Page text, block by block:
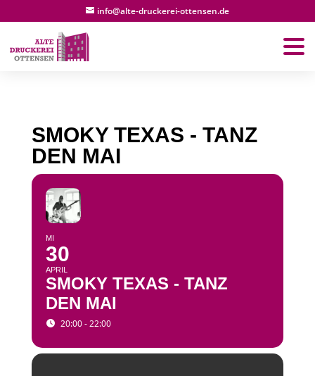
info@alte-druckerei-ottensen.de
SMOKY TEXAS - TANZ
DEN MAI
MI
30
APRIL
SMOKY TEXAS - TANZ
DEN MAI
20:00 - 22:00